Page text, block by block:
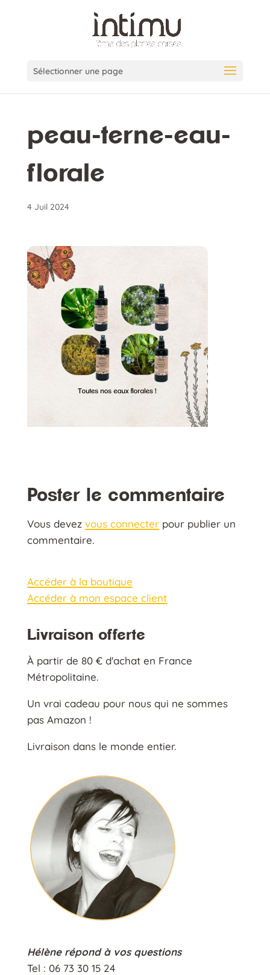
Sélectionner une page
peau-terne-eau-
florale
4 Juil 2024
Poster le commentaire
Vous devez vous connecterpour publier un
commentaire.
Accéder à la boutique
Accéder à mon espace client
Livraison offerte
À partir de 80 € d'achat en France
Métropolitaine.
Un vrai cadeau pour nous qui ne sommes
pas Amazon !
Livraison dans le monde entier.
Hélène répond à vos questions
Tel : 06 73 30 15 24